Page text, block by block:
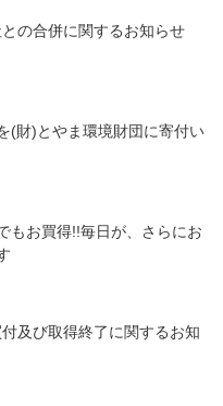
の合併に関するお知らせ
(財)とやま環境財団に寄付い
もお買得!!毎日が、さらにお
及び取得終了に関するお知